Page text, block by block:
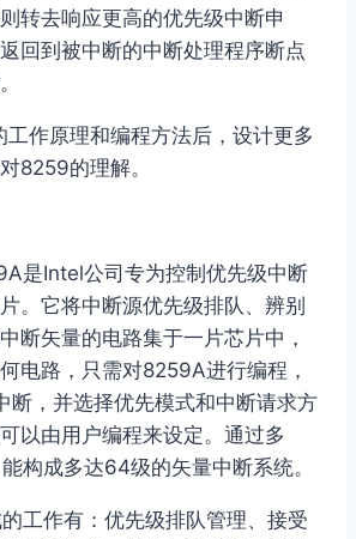
转去响应更高的优先级中断申
回到被中断的中断处理程序断点
作原理和编程方法后，设计更多
8259的理解。
是Intel公司专为控制优先级中断
。它将中断源优先级排队、辨别
断矢量的电路集于一片芯片中，
电路，只需对8259A进行编程，
断，并选择优先模式和中断请求方
以由用户编程来设定。通过多
构成多达64级的矢量中断系统。
工作有：优先级排队管理、接受